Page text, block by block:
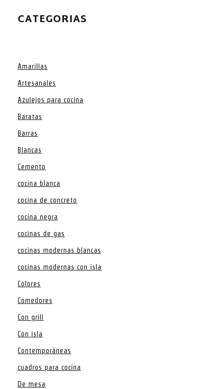
CATEGORIAS
Amarillas
Artesanales
Azulejos para cocina
Baratas
Barras
Blancas
Cemento
cocina blanca
cocina de concreto
cocina negra
cocinas de gas
cocinas modernas blancas
cocinas modernas con isla
Colores
Comedores
Con grill
Con isla
Contemporáneas
cuadros para cocina
De mesa